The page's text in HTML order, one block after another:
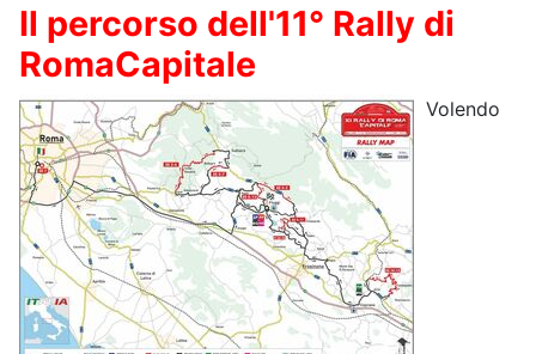
Il percorso dell'11° Rally di
RomaCapitale
Volendo